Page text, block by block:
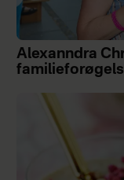
Alexanndra